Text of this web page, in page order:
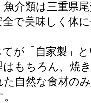
魚介類は三重県
全で美味しく体
が「自家製」
はもちろん、焼
た自然な食材の